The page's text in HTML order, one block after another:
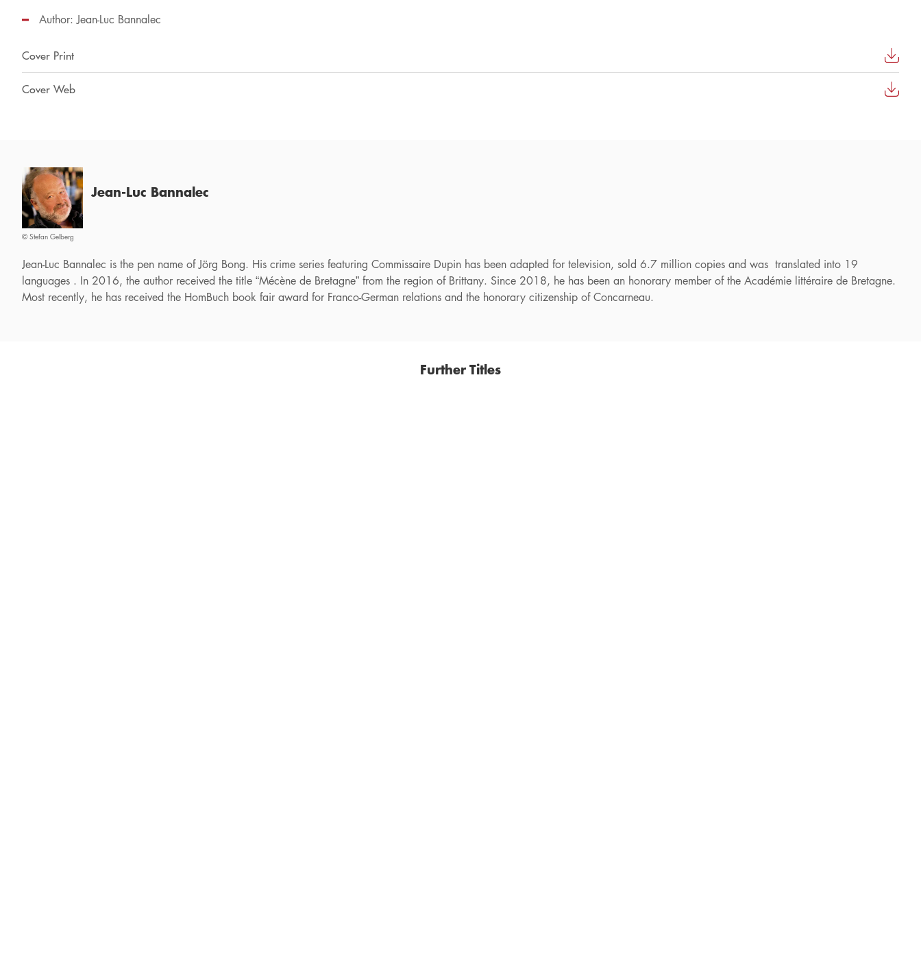
Author:Jean-Luc Bannalec
Cover Print
Cover Web
© Stefan Gelberg
Jean-Luc Bannalec
Jean-Luc Bannalec is the pen name of Jörg Bong. His crime series featuring Commissaire Dupin has been adapted for television, sold 6.7 million copies and was translated into 19
languages . In 2016, the author received the title “Mécène de Bretagne” from the region of Brittany. Since 2018, he has been an honorary member of the Académie littéraire de Bretagne.
Most recently, he has received the HomBuch book fair award for Franco-German relations and the honorary citizenship of Concarneau.
Further Titles